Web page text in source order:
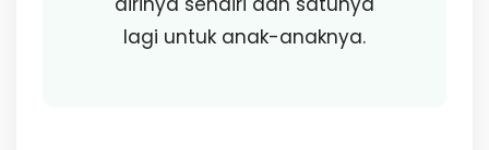
lagi untuk anak-anaknya.